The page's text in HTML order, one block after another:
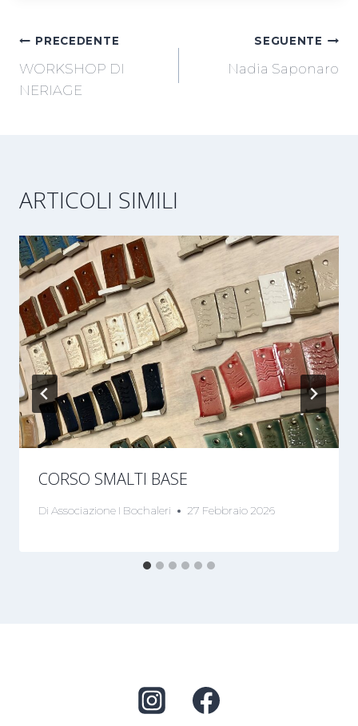
NAVIGAZIONE
ARTICOLI
PRECEDENTE
WORKSHOP DI
NERIAGE
SEGUENTE
Nadia Saponaro
ARTICOLI SIMILI
CORSO SMALTI BASE
Di Associazione I Bochaleri 27 Febbraio 2026